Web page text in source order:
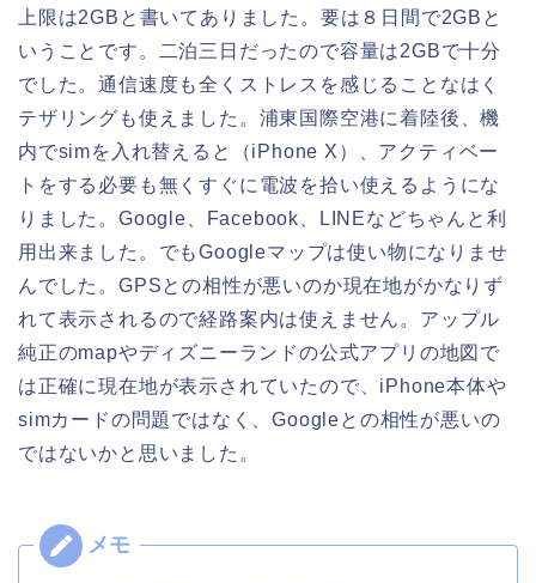
上限は2GBと書いてありました。要は８日間で2GBと
いうことです。二泊三日だったので容量は2GBで十分
でした。通信速度も全くストレスを感じることなはく
テザリングも使えました。浦東国際空港に着陸後、機
内でsimを入れ替えると（iPhone X）、アクティベー
トをする必要も無くすぐに電波を拾い使えるようにな
りました。Google、Facebook、LINEなどちゃんと利
用出来ました。でもGoogleマップは使い物になりませ
んでした。GPSとの相性が悪いのか現在地がかなりず
れて表示されるので経路案内は使えません。アップル
純正のmapやディズニーランドの公式アプリの地図で
は正確に現在地が表示されていたので、iPhone本体や
simカードの問題ではなく、Googleとの相性が悪いの
ではないかと思いました。